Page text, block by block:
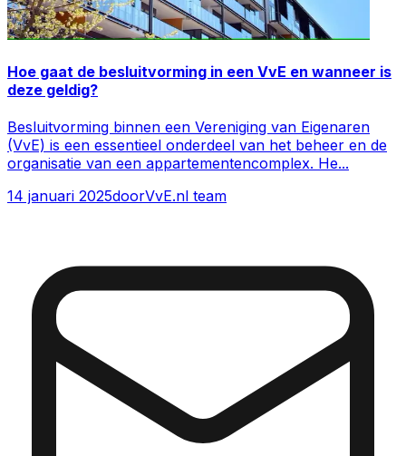
Hoe gaat de besluitvorming in een VvE en wanneer is
deze geldig?
Besluitvorming binnen een Vereniging van Eigenaren
(VvE) is een essentieel onderdeel van het beheer en de
organisatie van een appartementencomplex. He...
14 januari 2025doorVvE.nl team